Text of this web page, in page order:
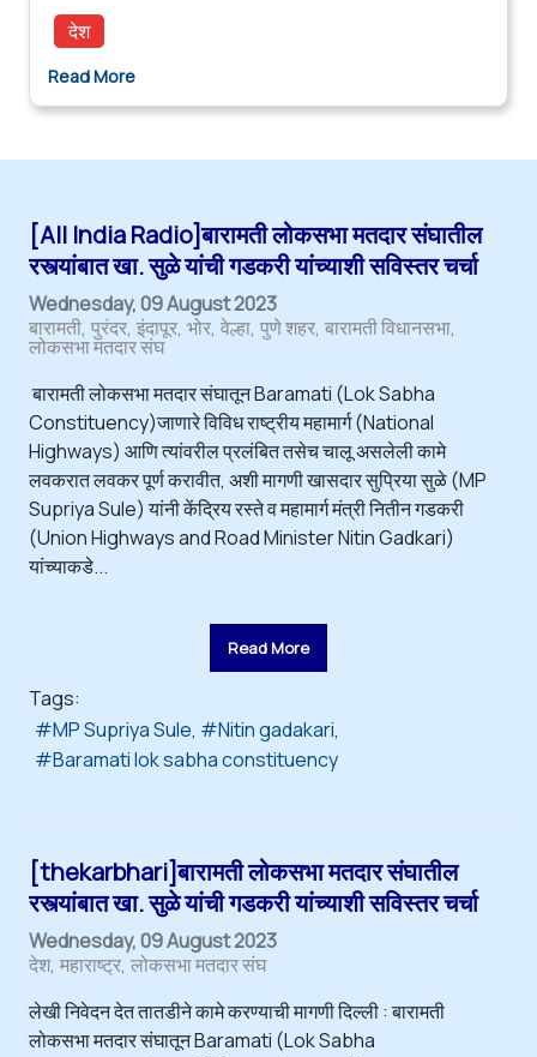
देश
Read More
[All India Radio]बारामती लोकसभा मतदार संघातील
रस्त्यांबात खा. सुळे यांची गडकरी यांच्याशी सविस्तर चर्चा
Wednesday, 09 August 2023
बारामती पुरंदर इंदापूर भोर वेल्हा पुणे शहर बारामती विधानसभा
लोकसभा मतदार संघ
बारामती लोकसभा मतदार संघातून Baramati (Lok Sabha
Constituency)जाणारे विविध राष्ट्रीय महामार्ग (National
Highways) आणि त्यांवरील प्रलंबित तसेच चालू असलेली कामे
लवकरात लवकर पूर्ण करावीत, अशी मागणी खासदार सुप्रिया सुळे (MP
Supriya Sule) यांनी केंद्रिय रस्ते व महामार्ग मंत्री नितीन गडकरी
(Union Highways and Road Minister Nitin Gadkari)
यांच्याकडे...
Read More
Tags:
MP Supriya Sule
Nitin gadakari
Baramati lok sabha constituency
[thekarbhari]बारामती लोकसभा मतदार संघातील
रस्त्यांबात खा. सुळे यांची गडकरी यांच्याशी सविस्तर चर्चा
Wednesday, 09 August 2023
देश महाराष्ट्र लोकसभा मतदार संघ
लेखी निवेदन देत तातडीने कामे करण्याची मागणी दिल्ली : बारामती
लोकसभा मतदार संघातून Baramati (Lok Sabha